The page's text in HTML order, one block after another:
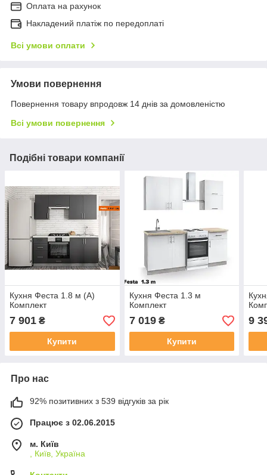
Оплата на рахунок
Накладений платіж по передоплаті
Всі умови оплати
Умови повернення
Повернення товару впродовж 14 днів за домовленістю
Всі умови повернення
Подібні товари компанії
Кухня Феста 1.8 м (А)
Комплект
7 901 ₴
Купити
Кухня Феста 1.3 м
Комплект
7 019₴
Купити
9
Про нас
92% позитивних з 539 відгуків за рік
Працює з 02.06.2015
м. Київ
, Київ, Україна